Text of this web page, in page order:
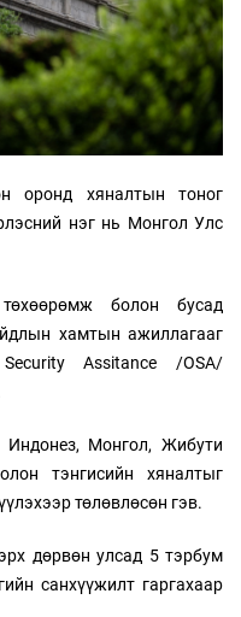
оронд хяналтын тоног
нэг нь Монгол Улс
болон бусад
хамтын ажиллагааг
Assitance /ОSA/
Индонез, Монгол, Жибути
тэнгисийн хяналтыг
төлөвлөсөн гэв.
дөрвөн улсад 5 тэрбум
санхүүжилт гаргахаар